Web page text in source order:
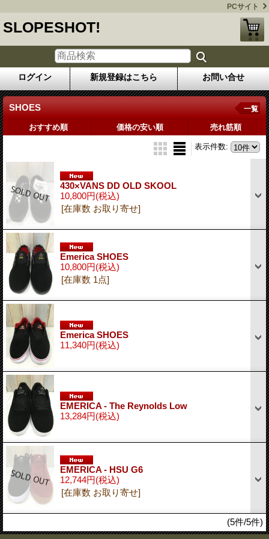
PCサイト
SLOPESHOT!
ログイン 新規登録はこちら お問い合せ
SHOES 一覧
おすすめ順 価格の安い順 売れ筋順
表示件数:
430×VANS DD OLD SKOOL
10,800円(税込)
[在庫数 お取り寄せ]
Emerica SHOES
10,800円(税込)
[在庫数 1点]
Emerica SHOES
11,340円(税込)
EMERICA - The Reynolds Low
13,284円(税込)
EMERICA - HSU G6
12,744円(税込)
[在庫数 お取り寄せ]
(5件/5件)